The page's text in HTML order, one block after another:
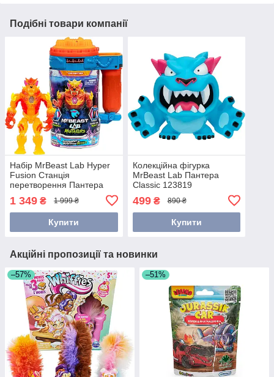
Подібні товари компанії
Набір MrBeast Lab Hyper
Fusion Станція
перетворення Пантера
1 349 ₴ 1 999 ₴
Купити
Колекційна фігурка
MrBeast Lab Пантера
Classic 123819
499₴ 890 ₴
Купити
Акційні пропозиції та новинки
–57% –51%